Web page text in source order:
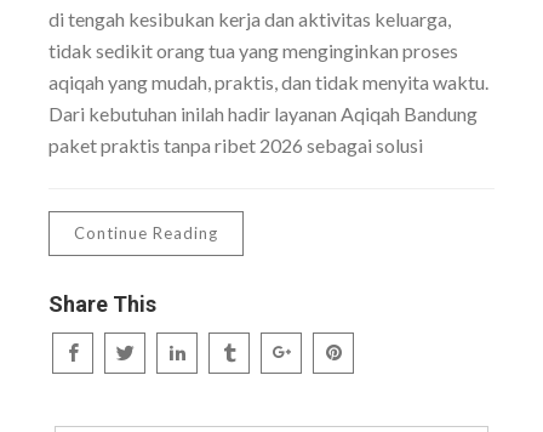
di tengah kesibukan kerja dan aktivitas keluarga,
tidak sedikit orang tua yang menginginkan proses
aqiqah yang mudah, praktis, dan tidak menyita waktu.
Dari kebutuhan inilah hadir layanan Aqiqah Bandung
paket praktis tanpa ribet 2026 sebagai solusi
Continue Reading
Share This